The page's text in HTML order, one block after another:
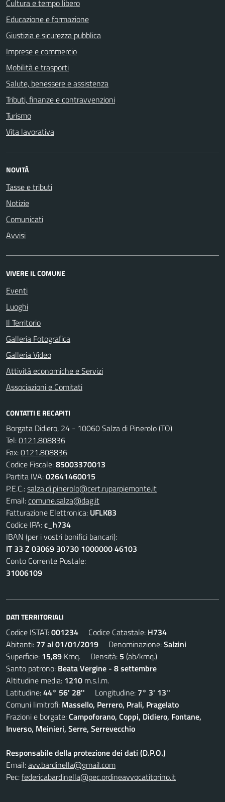
Cultura e tempo libero
Educazione e formazione
Giustizia e sicurezza pubblica
Imprese e commercio
Mobilità e trasporti
Salute, benessere e assistenza
Tributi, finanze e contravvenzioni
Turismo
Vita lavorativa
NOVITÀ
Tasse e tributi
Notizie
Comunicati
Avvisi
VIVERE IL COMUNE
Eventi
Luoghi
Il Territorio
Galleria Fotografica
Galleria Video
Attività economiche e Servizi
Associazioni e Comitati
CONTATTI E RECAPITI
Borgata Didiero, 24 - 10060 Salza di Pinerolo (TO)
Tel:0121.808836
Fax:0121.808836
Codice Fiscale:85003370013
Partita IVA:02641460015
P.E.C.:salza.di.pinerolo@cert.ruparpiemonte.it
Email:comune.salza@dag.it
Fatturazione Elettronica: UFLK83
Codice IPA:c_h734
IBAN (per i vostri bonifici bancari):
IT 33 Z 03069 30730 1000000 46103
Conto Corrente Postale:
31006109
DATI TERRITORIALI
Codice ISTAT:001234 Codice Catastale: H734
Abitanti: 77 al 01/01/2019 Denominazione:Salzini
Superficie: 15,89 Kmq. Densità: 5 (ab/kmq.)
Santo patrono: Beata Vergine - 8 settembre
Altitudine media: 1210 m.s.l.m.
Latitudine:44° 56' 28'' Longitudine: 7° 3' 13''
Comuni limitrofi: Massello, Perrero, Prali, Pragelato
Frazioni e borgate:Campoforano, Coppi, Didiero, Fontane,
Inverso, Meinieri, Serre, Serrevecchio
Responsabile della protezione dei dati (D.P.O.)
Email:avv.bardinella@gmail.com
Pec:federicabardinella@pec.ordineavvocatitorino.it